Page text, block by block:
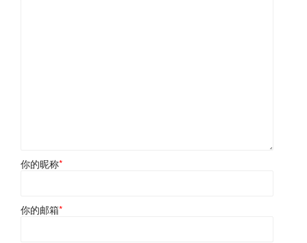
你的昵称*
你的邮箱*